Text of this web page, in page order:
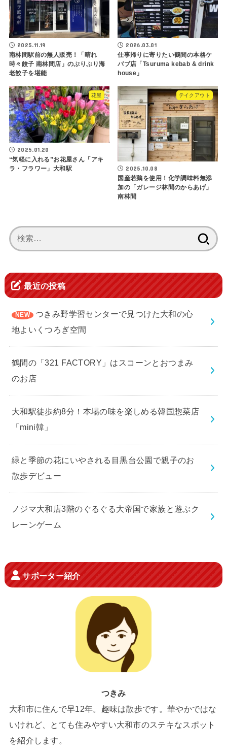
2025.11.19
南林間駅前の無人販売！「晴れ
時々餃子 南林間店」のぷりぷり海
老餃子を堪能
2026.03.01
仕事帰りに寄りたい鶴間の本格ケ
バブ店「Tsuruma kebab & drink
house」
花屋
2025.01.20
“気軽に入れる”お花屋さん「アキ
ラ・フラワー」大和駅
テイクアウト
2025.10.08
国産若鶏を使用！化学調味料無添
加の「ガレージ林間のからあげ」
南林間
索:
最近の投稿
つきみ野学習センターで見つけた大和の心
地よいくつろぎ空間
鶴間の「321 FACTORY」はスコーンとおつまみ
のお店
大和駅徒歩約8分！本場の味を楽しめる韓国惣菜店
「mini韓」
緑と季節の花にいやされる目黒台公園で親子のお
散歩デビュー
ノジマ大和店3階のぐるぐる大帝国で家族と遊ぶク
レーンゲーム
サポーター紹介
つきみ
大和市に住んで早12年。趣味は散歩です。華やかではな
いけれど、とても住みやすい大和市のステキなスポット
を紹介します。